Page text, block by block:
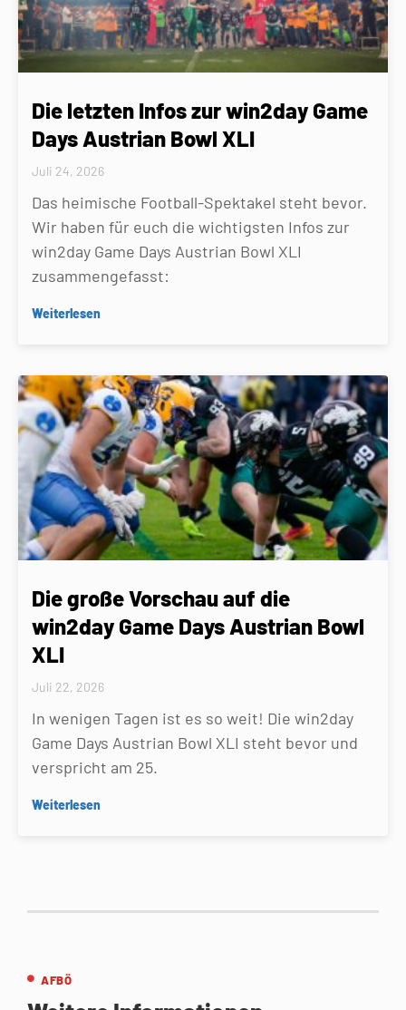
Die letzten Infos zur win2day Game
Days Austrian Bowl XLI
Juli 24, 2026
Das heimische Football-Spektakel steht bevor.
Wir haben für euch die wichtigsten Infos zur
win2day Game Days Austrian Bowl XLI
zusammengefasst:
Weiterlesen
Die große Vorschau auf die
win2day Game Days Austrian Bowl
XLI
Juli 22, 2026
In wenigen Tagen ist es so weit! Die win2day
Game Days Austrian Bowl XLI steht bevor und
verspricht am 25.
Weiterlesen
AFBÖ